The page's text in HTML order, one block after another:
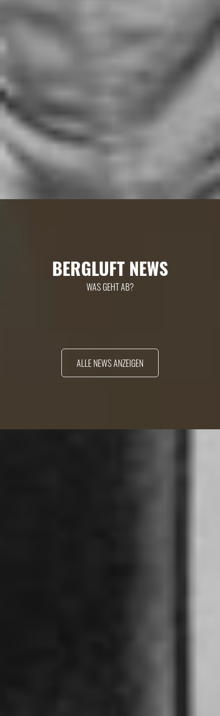
BERGLUFT NEWS
WAS GEHT AB?
ALLE NEWS ANZEIGEN